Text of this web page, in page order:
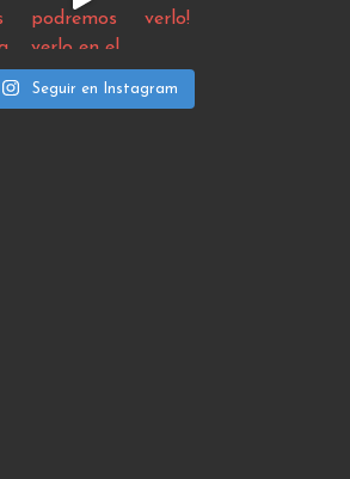
Seguir en Instagram